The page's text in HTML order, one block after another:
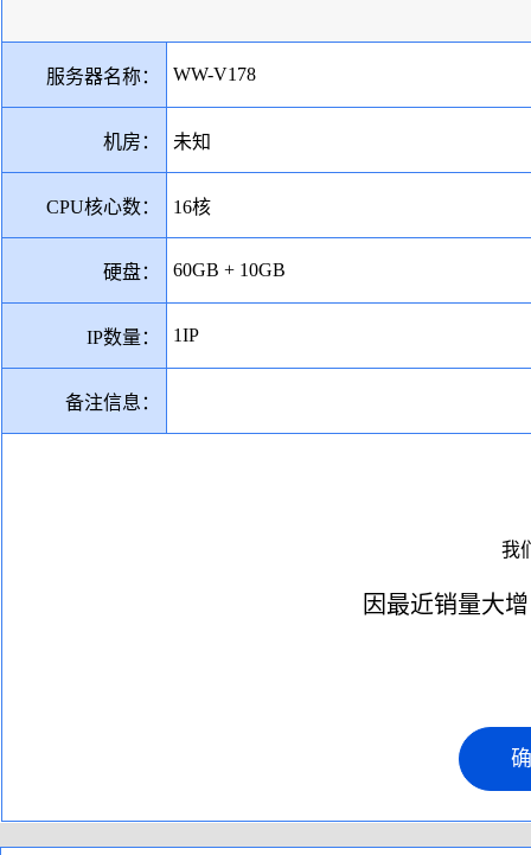
服务器名称： WW-V178
机房： 未知
CPU核心数： 16核
硬盘： 60GB + 10GB
IP数量： 1IP
备注信息：
我
因最近销量大